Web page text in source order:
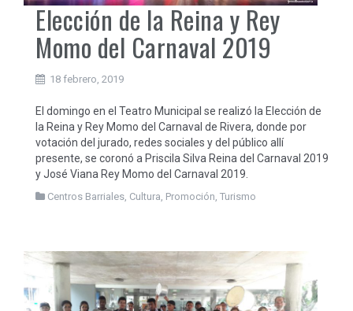
Elección de la Reina y Rey
Momo del Carnaval 2019
18 febrero, 2019
El domingo en el Teatro Municipal se realizó la Elección de
la Reina y Rey Momo del Carnaval de Rivera, donde por
votación del jurado, redes sociales y del público allí
presente, se coronó a Priscila Silva Reina del Carnaval 2019
y José Viana Rey Momo del Carnaval 2019.
Centros Barriales, Cultura, Promoción, Turismo